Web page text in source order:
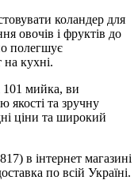
коландер для
овочів і фруктів до
полегшує
кухні.
101 мийка, ви
якості та зручну
ціни та широкий
в інтернет магазині
по всій Україні.